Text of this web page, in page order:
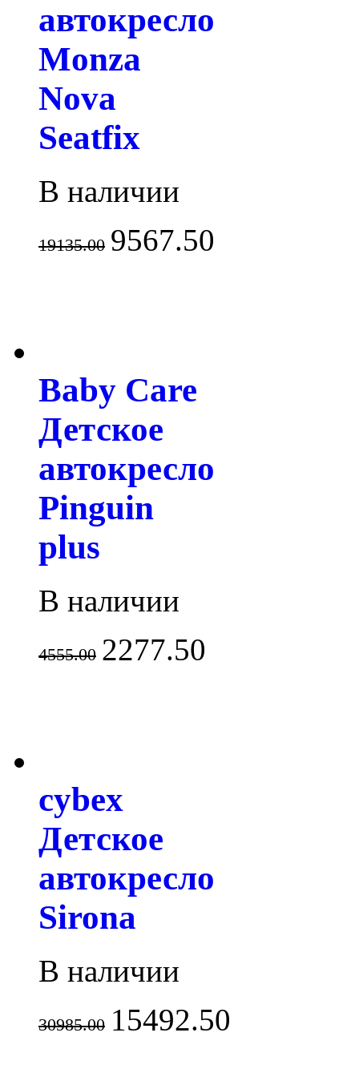
автокресло
Monza
Nova
Seatfix
В наличии
19135.00 9567.50
Baby Care
Детское
автокресло
Pinguin
plus
В наличии
4555.00 2277.50
cybex
Детское
автокресло
Sirona
В наличии
30985.00 15492.50